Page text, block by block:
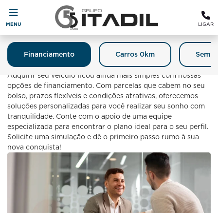
MENU LIGAR
Carros 0km
Financiamento
Financiamento
Adquirir seu veículo ficou ainda mais simples com nossas
opções de financiamento. Com parcelas que cabem no seu
bolso, prazos flexíveis e condições atrativas, oferecemos
soluções personalizadas para você realizar seu sonho com
tranquilidade. Conte com o apoio de uma equipe
especializada para encontrar o plano ideal para o seu perfil.
Solicite uma simulação e dê o primeiro passo rumo à sua
nova conquista!